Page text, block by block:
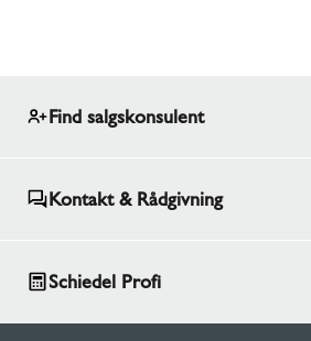
Find salgskonsulent
Kontakt & Rådgivning
Schiedel Profi